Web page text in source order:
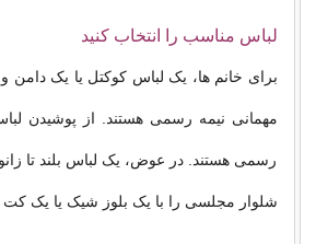
لباس مناسب را انتخاب کنید
برای خانم ها، یک لباس کوکتل یا یک دامن
مهمانی نیمه رسمی هستند. از پوشیدن
رسمی هستند. در عوض، یک لباس بلند تا زانو
شلوار مجلسی را با یک بلوز شیک یا یک کت